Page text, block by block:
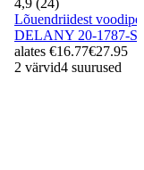
4,9 (24)
Lõuendriidest
DELANY 20-1787-
alates €16.77€27.95
2 värvid4 suurused